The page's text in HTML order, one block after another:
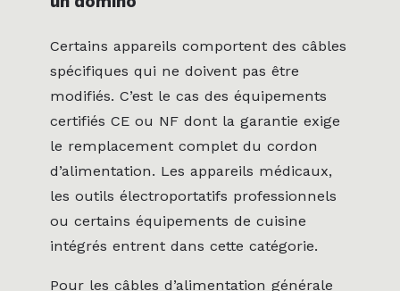
Certains appareils comportent des câbles
spécifiques qui ne doivent pas être
modifiés. C’est le cas des équipements
certifiés CE ou NF dont la garantie exige
le remplacement complet du cordon
d’alimentation. Les appareils médicaux,
les outils électroportatifs professionnels
ou certains équipements de cuisine
intégrés entrent dans cette catégorie.
Pour les câbles d’alimentation générale